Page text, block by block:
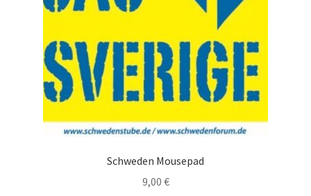
Schweden Mousepad
9,00 €